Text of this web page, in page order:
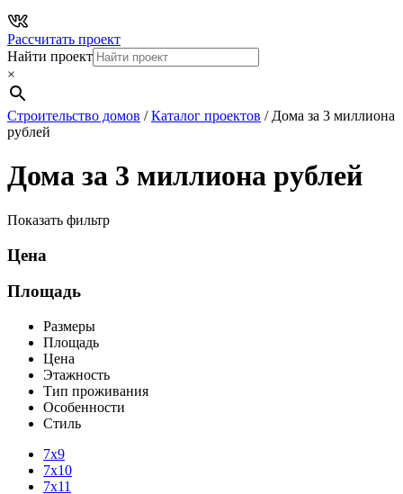
Рассчитать проект
Найти проект
×
Строительство домов /Каталог проектов / Дома за 3 миллиона
рублей
Дома за 3 миллиона рублей
Показать фильтр
Цена
Площадь
Размеры
Площадь
Цена
Этажность
Тип проживания
Особенности
Стиль
7х9
7х10
7х11